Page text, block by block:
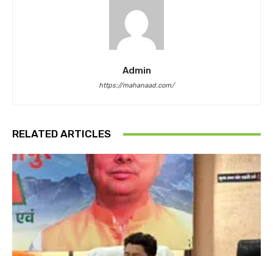
Admin
https://mahanaad.com/
RELATED ARTICLES